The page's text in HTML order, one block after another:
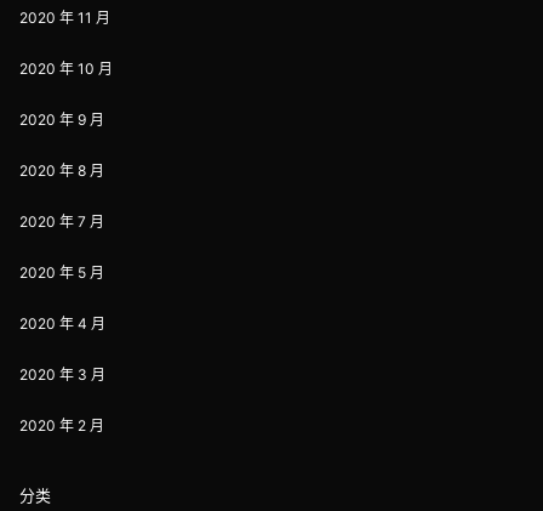
2020 年 11 月
2020 年 10 月
2020 年 9 月
2020 年 8 月
2020 年 7 月
2020 年 5 月
2020 年 4 月
2020 年 3 月
2020 年 2 月
分类